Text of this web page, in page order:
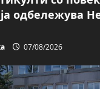
одбележува
07/08/2026